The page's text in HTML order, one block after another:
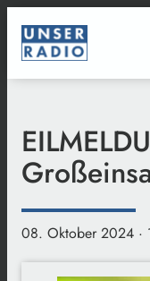
08. Oktober 2024 ·